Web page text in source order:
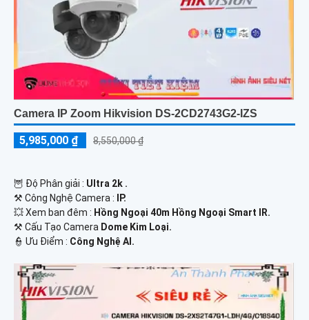
Camera IP Zoom Hikvision DS-2CD2743G2-IZS
5,985,000 ₫ 8,550,000 ₫
🦉 Độ Phân giải : Ultra 2k .
⚒ Công Nghệ Camera :
IP.
💥 Xem ban đêm : Hồng Ngoại 40m Hồng Ngoại Smart IR.
⚒ Cấu Tạo Camera Dome Kim Loại.
️👮 Ưu Điểm : Công Nghệ AI.